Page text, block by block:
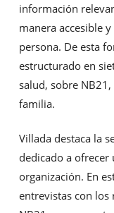
información
manera accesible
persona. De esta
estructurado en
salud, sobre
familia.
Villada destaca la
dedicado a ofrecer
organización. En
entrevistas con los